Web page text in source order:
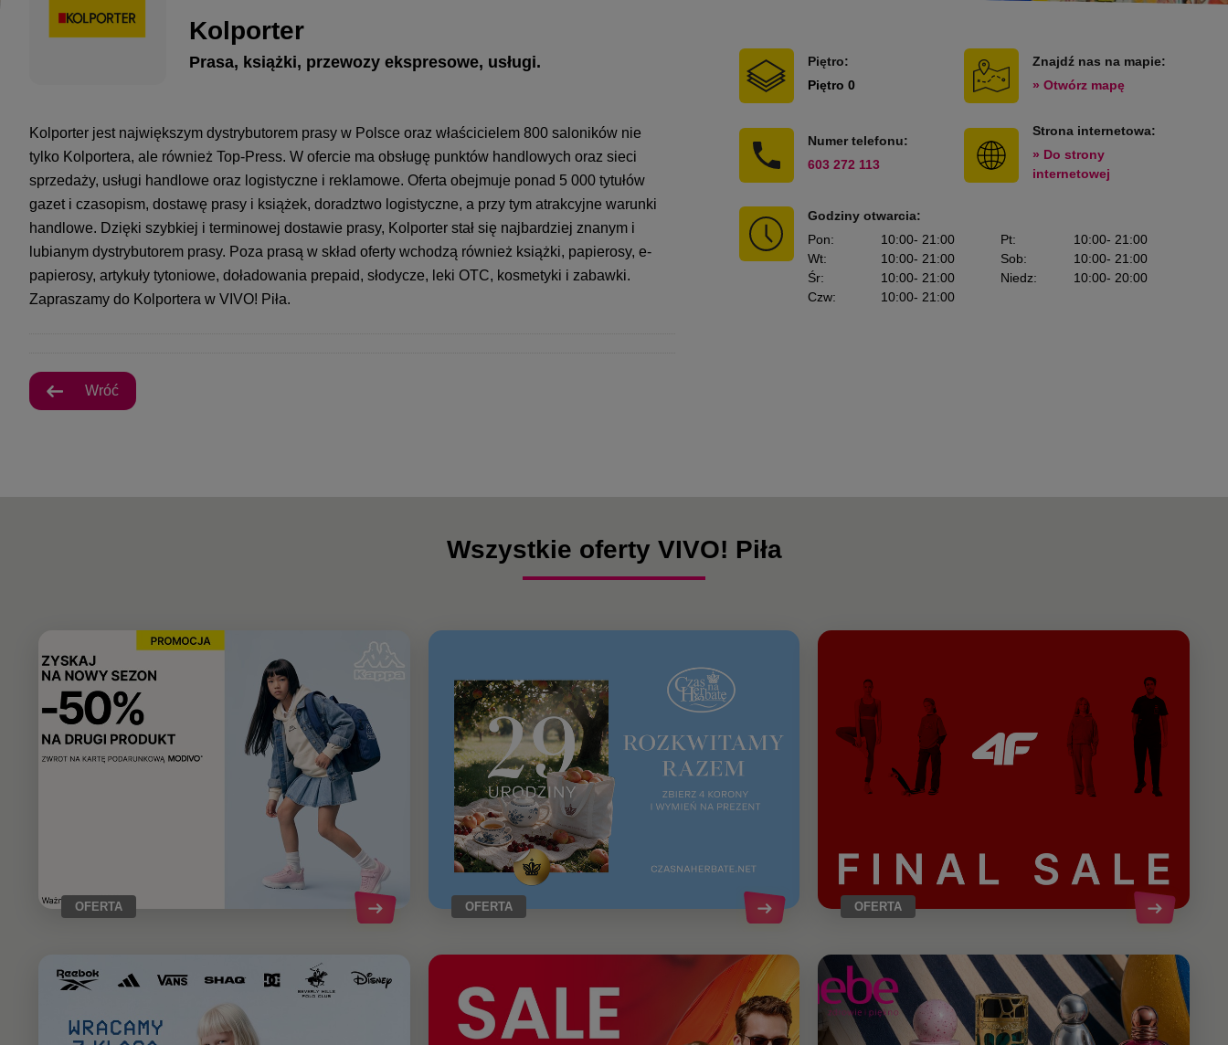
Kolporter
Prasa, książki, przewozy ekspresowe, usługi.
Kolporter jest największym dystrybutorem prasy w Polsce oraz właścicielem 800 saloników nie
tylko Kolportera, ale również Top-Press. W ofercie ma obsługę punktów handlowych oraz sieci
sprzedaży, usługi handlowe oraz logistyczne i reklamowe. Oferta obejmuje ponad 5 000 tytułów
gazet i czasopism, dostawę prasy i książek, doradztwo logistyczne, a przy tym atrakcyjne warunki
handlowe. Dzięki szybkiej i terminowej dostawie prasy, Kolporter stał się najbardziej znanym i
lubianym dystrybutorem prasy. Poza prasą w skład oferty wchodzą również książki, papierosy, e-
papierosy, artykuły tytoniowe, doładowania prepaid, słodycze, leki OTC, kosmetyki i zabawki.
Zapraszamy do Kolportera w VIVO! Piła.
Wróć
Piętro:
Piętro 0
Znajdź nas na mapie:
» Otwórz mapę
Numer telefonu:
603 272 113
Strona internetowa:
» Do strony
internetowej
Godziny otwarcia:
Pon: 10:00- 21:00
Wt: 10:00- 21:00
Śr: 10:00- 21:00
Czw: 10:00- 21:00
Pt: 10:00- 21:00
Sob: 10:00- 21:00
Niedz: 10:00- 20:00
Wszystkie oferty VIVO! Piła
OFERTA OFERTA OFERTA